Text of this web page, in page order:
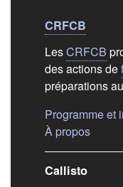
Liens
CRFCB
LesCRFCB
des actions de
préparations
Programme et
À propos
Callisto